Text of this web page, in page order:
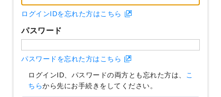
ログインIDを忘れた方はこちら
パスワード
パスワードを忘れた方はこちら
ログインID、パスワードの両方とも忘れた方は、 こ
ちらから先にお手続きをしてください。